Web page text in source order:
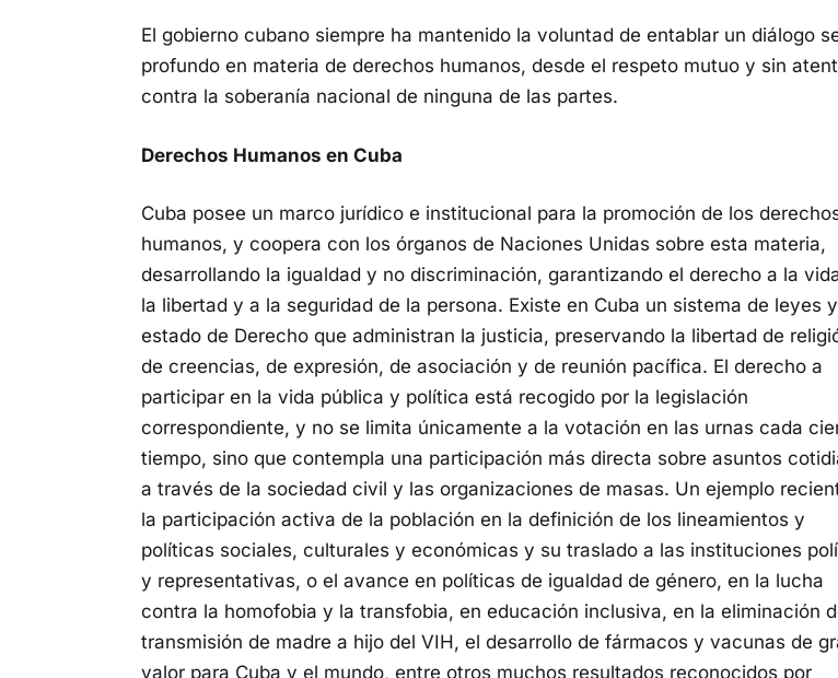
El gobierno cubano siempre ha mantenido la voluntad de entablar un diálogo
profundo en materia de derechos humanos, desde el respeto mutuo y sin
contra la soberanía nacional de ninguna de las partes.
Derechos Humanos en Cuba
Cuba posee un marco jurídico e institucional para la promoción de los
humanos, y coopera con los órganos de Naciones Unidas sobre esta materia,
desarrollando la igualdad y no discriminación, garantizando el derecho a la
la libertad y a la seguridad de la persona. Existe en Cuba un sistema de leyes
estado de Derecho que administran la justicia, preservando la libertad de
de creencias, de expresión, de asociación y de reunión pacífica. El derecho a
participar en la vida pública y política está recogido por la legislación
correspondiente, y no se limita únicamente a la votación en las urnas cada
tiempo, sino que contempla una participación más directa sobre asuntos
a través de la sociedad civil y las organizaciones de masas. Un ejemplo
la participación activa de la población en la definición de los lineamientos y
políticas sociales, culturales y económicas y su traslado a las instituciones
y representativas, o el avance en políticas de igualdad de género, en la lucha
contra la homofobia y la transfobia, en educación inclusiva, en la eliminación
transmisión de madre a hijo del VIH, el desarrollo de fármacos y vacunas de
valor para Cuba y el mundo, entre otros muchos resultados reconocidos por